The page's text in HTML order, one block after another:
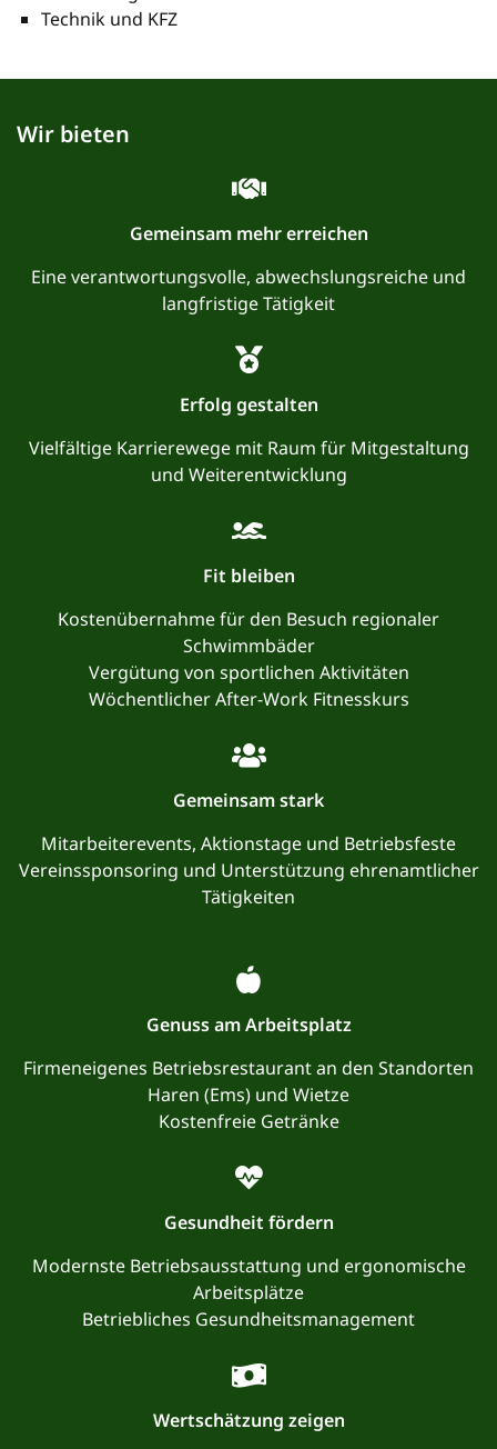
Technik und KFZ
Wir bieten
Gemeinsam mehr erreichen
Eine verantwortungsvolle, abwechslungsreiche und
langfristige Tätigkeit
Erfolg gestalten
Vielfältige Karrierewege mit Raum für Mitgestaltung
und Weiterentwicklung
Fit bleiben
Kostenübernahme für den Besuch regionaler
Schwimmbäder
Vergütung von sportlichen Aktivitäten
Wöchentlicher After-Work Fitnesskurs
Gemeinsam stark
Mitarbeiterevents, Aktionstage und Betriebsfeste
Vereinssponsoring und Unterstützung ehrenamtlicher
Tätigkeiten
Genuss am Arbeitsplatz
Firmeneigenes Betriebsrestaurant an den Standorten
Haren (Ems) und Wietze
Kostenfreie Getränke
Gesundheit fördern
Modernste Betriebsausstattung und ergonomische
Arbeitsplätze
Betriebliches Gesundheitsmanagement
Wertschätzung zeigen